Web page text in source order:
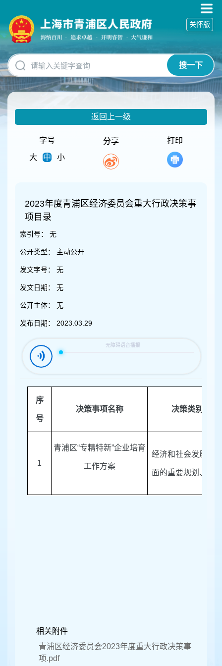
碍
操
明
跳
转
到
网
搜一下
关怀版
返回上一级
字号
大
中 小
分享 打印
2023年度青浦区经济委员会重大行政决策事
项目录
索引号： 无
公开类型： 主动公开
发文字号： 无
发文日期： 无
公开主体： 无
发布日期： 2023.03.29
序
号
决策事项名称 决策类别
1
青浦区“专精特新”企业培育
工作方案
经济和社会发展等
面的重要规划、计
相关附件
青浦区经济委员会2023年度重大行政决策事
项.pdf